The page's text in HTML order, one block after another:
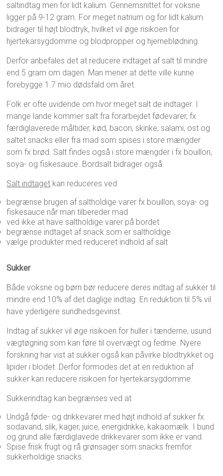
saltindtag men for lidt kalium. Gennemsnittet for voksne
ligger på 9-12 gram. For meget natrium og for lidt kalium
bidrager til højt blodtryk, hvilket vil øge risikoen for
hjertekarsygdomme og blodpropper og hjerneblødning.
Derfor anbefales det at reducere indtaget af salt til mindre
end 5 gram om dagen. Man mener at dette ville kunne
forebygge 1.7 mio dødsfald om året.
Folk er ofte uvidende om hvor meget salt de indtager. I
mange lande kommer salt fra forarbejdet fødevarer, fx
færdiglaverede måltider, kød, bacon, skinke, salami, ost og
saltet snacks eller fra mad som spises i store mængder
som fx brød. Salt findes også i store mængder i fx bouillon,
soya- og fiskesauce. Bordsalt bidrager også.
Salt indtaget kan reduceres ved
begrænse brugen af saltholdige varer fx bouillon, soya- og
fiskesauce når man tilbereder mad
ved ikke at have saltholdige varer på bordet
begrænse indtaget af snack som er saltholdige
vælge produkter med reduceret indhold af salt
Sukker
Både voksne og børn bør reducere deres indtag af sukker til
mindre end 10% af det daglige indtag. En reduktion til 5% vil
have yderligere sundhedsgevinst.
Indtag af sukker vil øge risikoen for huller i tænderne, usund
vægtøgning som kan føre til overvægt og fedme. Nyere
forskning har vist at sukker også kan påvirke blodtrykket og
lipider i blodet. Derfor formodes det at en reduktion af
sukker kan reducere risikoen for hjertekarsygdomme.
Sukkerindtag kan begrænses ved at
Undgå føde- og drikkevarer med højt indhold af sukker fx
sodavand, slik, kager, juice, energidrikke, kakaomælk. I bund
og grund alle færdiglavede drikkevarer som ikke er vand.
Spise frisk frugt og rå grønsager som snacks fremfor
sukkerholdige snacks.